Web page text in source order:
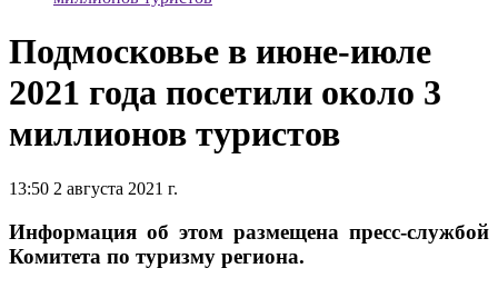
Подмосковье в июне-июле
2021 года посетили около 3
миллионов туристов
13:50 2 августа 2021 г.
Информация об этом размещена пресс-службой
Комитета по туризму региона.